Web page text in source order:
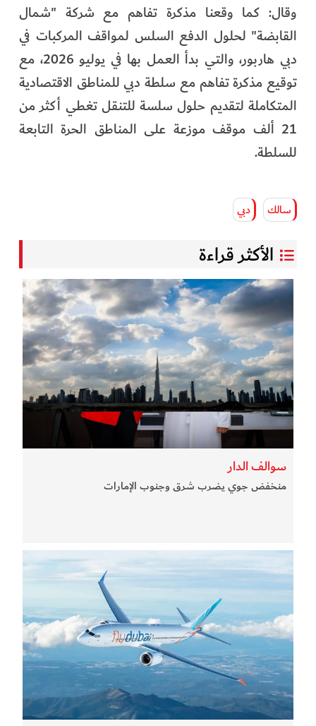
وقال: كما وقعنا مذكرة تفاهم مع شركة "شمال
القابضة" لحلول الدفع السلس لمواقف المركبات في
دبي هاربور، والتي بدأ العمل بها في يوليو 2026، مع
توقيع مذكرة تفاهم مع سلطة دبي للمناطق الاقتصادية
المتكاملة لتقديم حلول سلسة للتنقل تغطي أكثر من
21 ألف موقف موزعة على المناطق الحرة التابعة
للسلطة.
سالك دبي
الأكثر قراءة
سوالف الدار
منخفض جوي يضرب شرق وجنوب الإمارات